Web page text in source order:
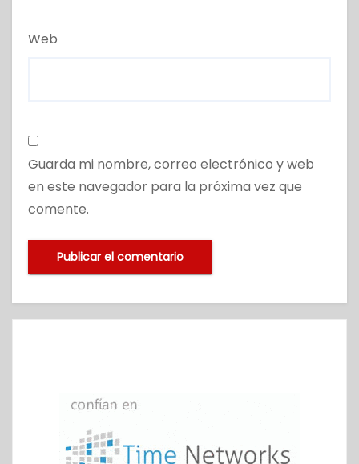
Web
Guarda mi nombre, correo electrónico y web
en este navegador para la próxima vez que
comente.